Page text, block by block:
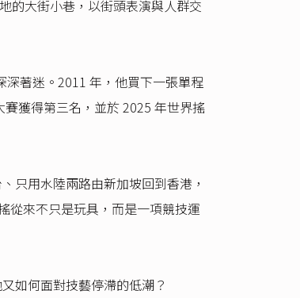
的大街小巷，以街頭表演與人群交
深著迷。2011 年，他買下一張單程
獲得第三名，並於 2025 年世界搖
只用水陸兩路由新加坡回到香港，
從來不只是玩具，而是一項競技運
如何面對技藝停滯的低潮？